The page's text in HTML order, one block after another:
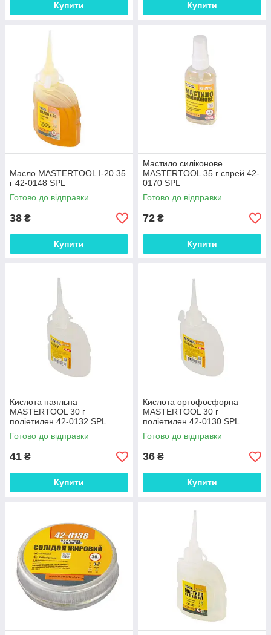
Купити Купити
Масло MASTERTOOL І-20 35
г 42-0148 SPL
Готово до відправки
38 ₴
Купити
Мастило силіконове
MASTERTOOL 35 г спрей 42-
0170 SPL
Готово до відправки
72 ₴
Купити
Кислота паяльна
MASTERTOOL 30 г
поліетилен 42-0132 SPL
Готово до відправки
41 ₴
Купити
Кислота ортофосфорна
MASTERTOOL 30 г
поліетилен 42-0130 SPL
Готово до відправки
36 ₴
Купити